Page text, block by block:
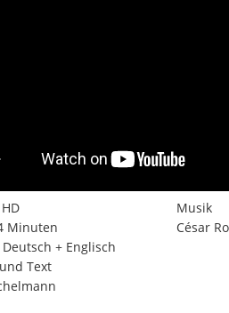
Minuten
+ Englisch
Text
Musik
César